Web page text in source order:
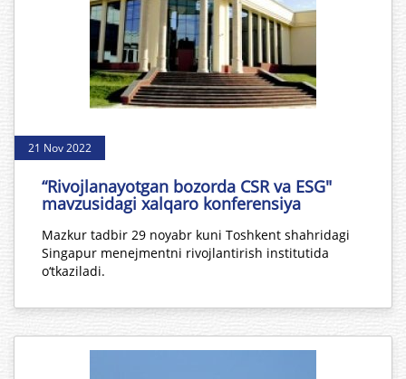
21 Nov 2022
“Rivojlanayotgan bozorda CSR va ESG"
mavzusidagi xalqaro konferensiya
Mazkur tadbir 29 noyabr kuni Toshkent shahridagi
Singapur menejmentni rivojlantirish institutida
o‘tkaziladi.